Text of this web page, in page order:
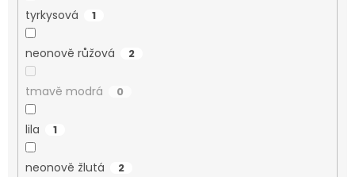
tyrkysová 1
neonově růžová 2
tmavě modrá 0
lila 1
neonově žlutá 2